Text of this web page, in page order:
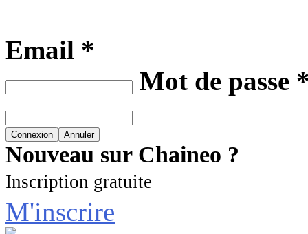
Email *
Mot de passe
Nouveau sur Chaineo ?
Inscription gratuite
M'inscrire